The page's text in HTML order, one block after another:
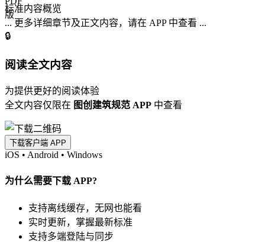
标准内容概览
... 更多详细章节及正文内容，请在 APP 中查看 ...
🔒
阅读全文内容
为提供更好的阅读体验
全文内容仅限在 图创建筑规范 APP 中查看
下载客户端 APP
iOS • Android • Windows
为什么需要下载 APP?
支持离线缓存，无网也能看
实时更新，掌握最新标准
支持多端登陆与同步